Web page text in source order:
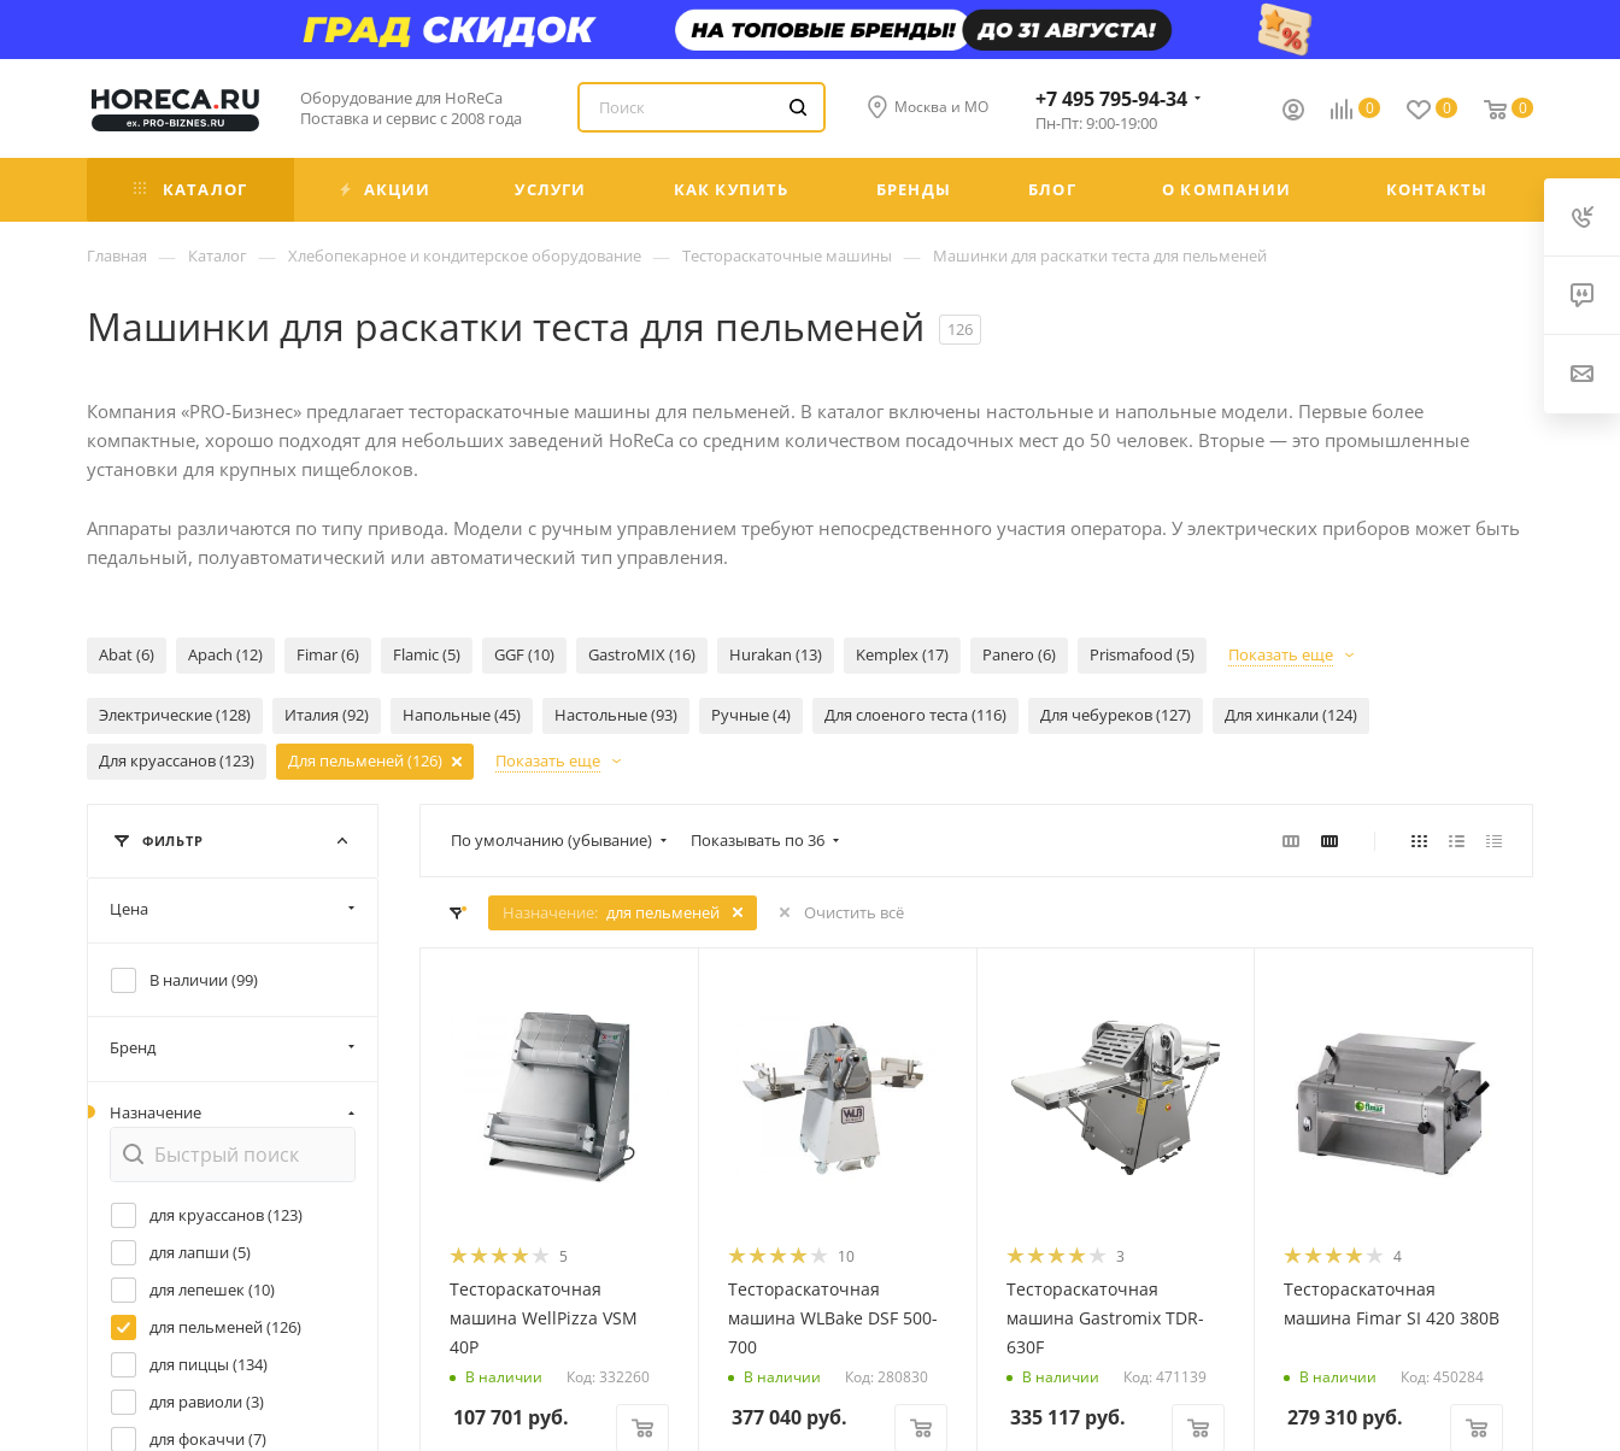
Оборудование для HoReCa
Поставка и сервис с 2008 года
Москва и МО 0 0 0
+7 495 795-94-34
Пн-Пт: 9:00-19:00
КАТАЛОГ АКЦИИ УСЛУГИ КАК КУПИТЬ БРЕНДЫ БЛОГ О КОМПАНИИ КОНТАКТЫ
Главная — Каталог — Хлебопекарное и кондитерское оборудование — Тестораскаточные машины — Машинки для раскатки теста для пельменей
Машинки для раскатки теста для пельменей 126
Компания «PRO-Бизнес» предлагает тестораскаточные машины для пельменей. В каталог включены настольные и напольные модели. Первые более
компактные, хорошо подходят для небольших заведений HoReCa со средним количеством посадочных мест до 50 человек. Вторые ― это промышленные
установки для крупных пищеблоков.
Аппараты различаются по типу привода. Модели с ручным управлением требуют непосредственного участия оператора. У электрических приборов может быть
педальный, полуавтоматический или автоматический тип управления.
Abat (6) Apach (12) Fimar (6) Flamic (5) GGF (10) GastroMIX (16) Hurakan (13) Kemplex (17) Panero (6) Prismafood (5) Показать еще
Электрические (128) Италия (92) Напольные (45) Настольные (93) Ручные (4) Для слоеного теста (116) Для чебуреков (127) Для хинкали (124)
Для круассанов (123) Для пельменей (126) Показать еще
По умолчанию (убывание) Показывать по 36
Назначение: для пельменей Очистить всё
5
Тестораскаточная
машина WellPizza VSM
40P
В наличии Код: 332260
107 701 руб.
10
Тестораскаточная
машина WLBake DSF 500-
700
В наличии Код: 280830
377 040руб.
3
Тестораскаточная
машина Gastromix TDR-
630F
В наличии Код: 471139
335 117руб.
4
Тестораскаточная
машина Fimar SI 420 380В
В наличии Код: 450284
279 310 руб.
ФИЛЬТР
Цена
В наличии (99)
Бренд
Назначение
для круассанов (123)
для лапши (5)
для лепешек (10)
для пельменей (126)
для пиццы (134)
для равиоли (3)
для фокаччи (7)